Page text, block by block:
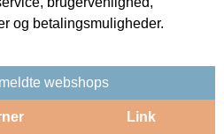
og betalingsmuligheder.
webshops
Link